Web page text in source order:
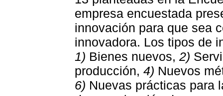
empresa encuestada
innovación para que sea
innovadora. Los tipos de
1) Bienes nuevos, 2)
producción, 4) Nuevos
6) Nuevas prácticas para